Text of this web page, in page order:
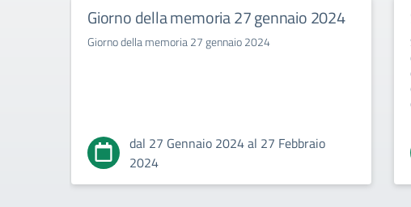
Giorno della memoria 27 gennaio 2024
Giorno della memoria 27 gennaio 2024
dal 27 Gennaio 2024 al 27 Febbraio
2024